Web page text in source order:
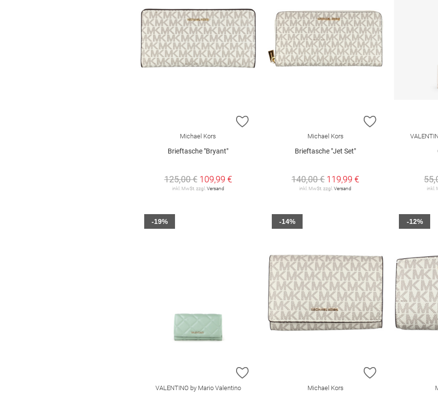
ZUR WUNSCHLISTE HINZUFÜGEN
Michael Kors
Brieftasche "Bryant"
125,00 € 109,99 €
inkl. MwSt. zzgl. Versand
ZUR
Michael Kors
Brieftasche "Jet Set"
140,00 € 119,99 €
inkl. MwSt. zzgl.Versand inkl.
ZUR WUNSCHLISTE HINZUFÜGEN
VALENTINO by Mario Valentino
-19%
ZUR
Michael Kors
-14% -12%